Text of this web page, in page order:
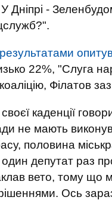
Дніпрі -
22%, "Слуга
Філатов
каденції
не мають
половина
депутат раз
вето, тому що
Ось